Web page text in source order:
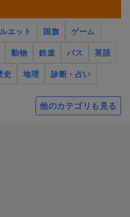
エット 国旗
ゲーム
動物 鉄道 バス
英語
史 地理 診断・占い
他のカテゴリも見る